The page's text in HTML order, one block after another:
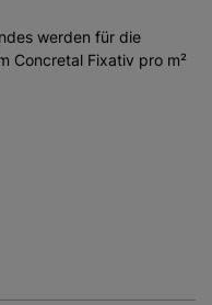
werden für die
Concretal Fixativ pro m²